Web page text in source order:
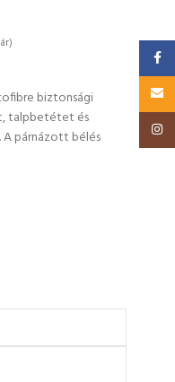
biztonsági
talpbetétet és
párnázott bélés
Ez
Email